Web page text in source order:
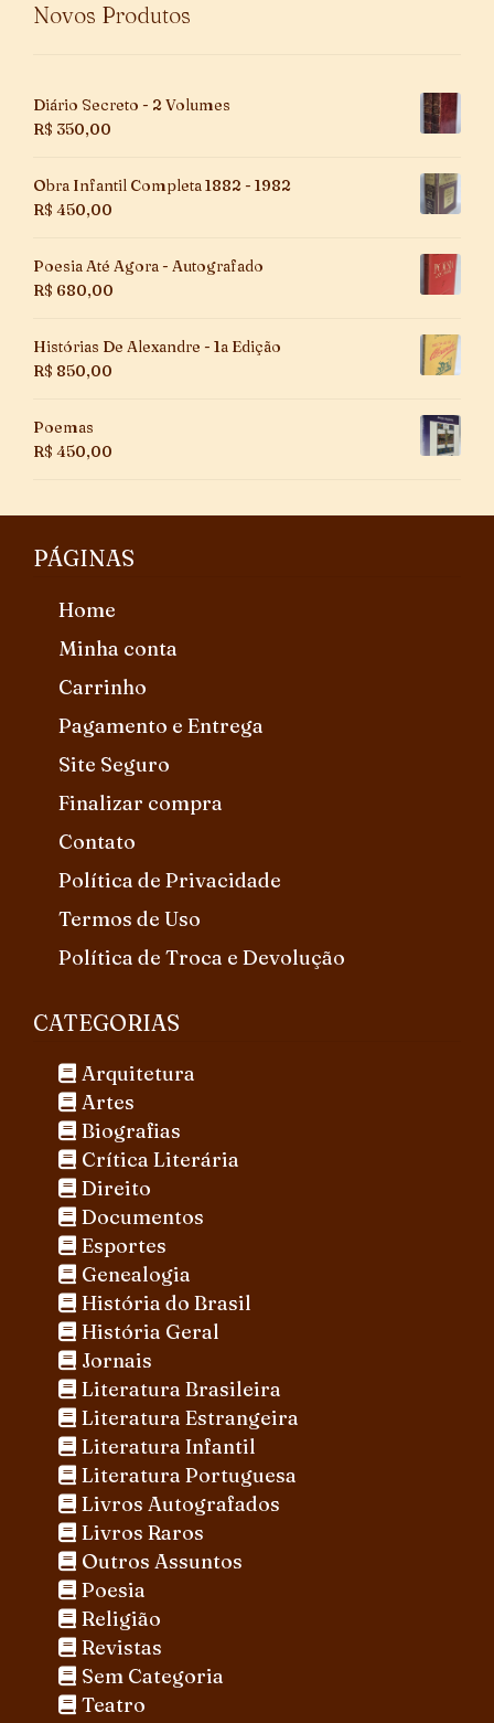
Novos Produtos
Diário Secreto - 2 Volumes
R$ 350,00
Obra Infantil Completa 1882 - 1982
R$ 450,00
Poesia Até Agora - Autografado
R$ 680,00
Histórias De Alexandre - 1a Edição
R$ 850,00
Poemas
R$ 450,00
PÁGINAS
Home
Minha conta
Carrinho
Pagamento e Entrega
Site Seguro
Finalizar compra
Contato
Política de Privacidade
Termos de Uso
Política de Troca e Devolução
CATEGORIAS
Arquitetura
Artes
Biografias
Crítica Literária
Direito
Documentos
Esportes
Genealogia
História do Brasil
História Geral
Jornais
Literatura Brasileira
Literatura Estrangeira
Literatura Infantil
Literatura Portuguesa
Livros Autografados
Livros Raros
Outros Assuntos
Poesia
Religião
Revistas
Sem Categoria
Teatro